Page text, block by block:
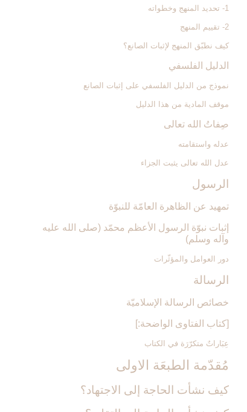
1- تحديد المنهج وخطواته
2- تقييم المنهج
كيف نطبّق المنهج لإثبات الصانع؟
الدليل الفلسفي‏
نموذج من الدليل الفلسفي على إثبات الصانع
موقف المادية من هذا الدليل
صِفاتُ الله تعالى‏
عدله واستقامته
عدل الله تعالى يثبت الجزاء
الرسول‏
تمهيد عن الظاهرة العامّة للنبوّة
إثبات نبوّة الرسول الأعظم محمّد (صلى الله عليه
وآله وسلم)
دور العوامل والمؤثّرات
الرسالة
خصائص الرسالة الإسلاميّة
[كتاب الفتاوى الواضحة:]
عِبَاراتٌ متكرّرَة في الكتاب
مُقدّمة الطبعَة الاولى‏
كيف نشأت الحاجة إلى الاجتهاد؟